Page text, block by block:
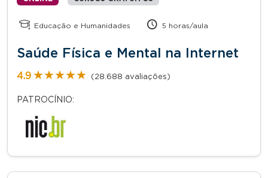
Educação e Humanidades 5 horas/aula
Saúde Física e Mental na Internet
4.9 ★★★★★
★★★★★ (28.688 avaliações)
PATROCÍNIO: